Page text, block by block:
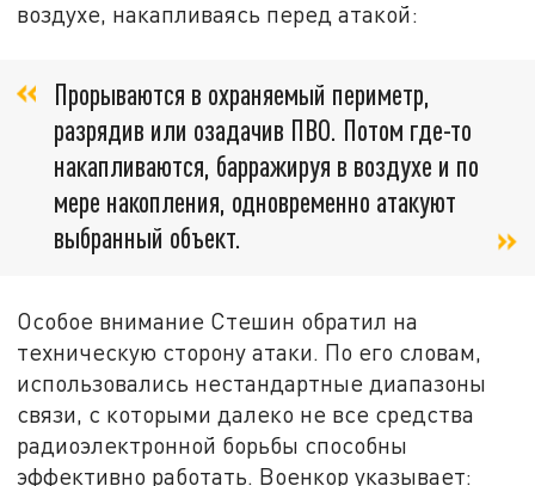
воздухе, накапливаясь перед атакой:
Прорываются в охраняемый периметр,
разрядив или озадачив ПВО. Потом где-то
накапливаются, барражируя в воздухе и по
мере накопления, одновременно атакуют
выбранный объект.
Особое внимание Стешин обратил на
техническую сторону атаки. По его словам,
использовались нестандартные диапазоны
связи, с которыми далеко не все средства
радиоэлектронной борьбы способны
эффективно работать. Военкор указывает: